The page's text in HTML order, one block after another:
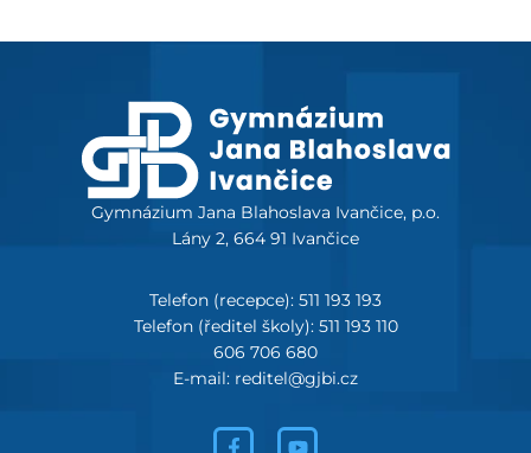
Gymnázium Jana Blahoslava Ivančice, p.o.
Lány 2, 664 91 Ivančice
Telefon (recepce): 511 193 193
Telefon (ředitel školy): 511 193 110
606 706 680
E-mail: reditel@gjbi.cz